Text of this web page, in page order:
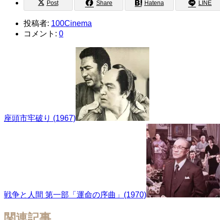
Post Share Hatena LINE
投稿者: 100Cinema
コメント: 0
座頭市牢破り (1967)
戦争と人間 第一部「運命の序曲」(1970)